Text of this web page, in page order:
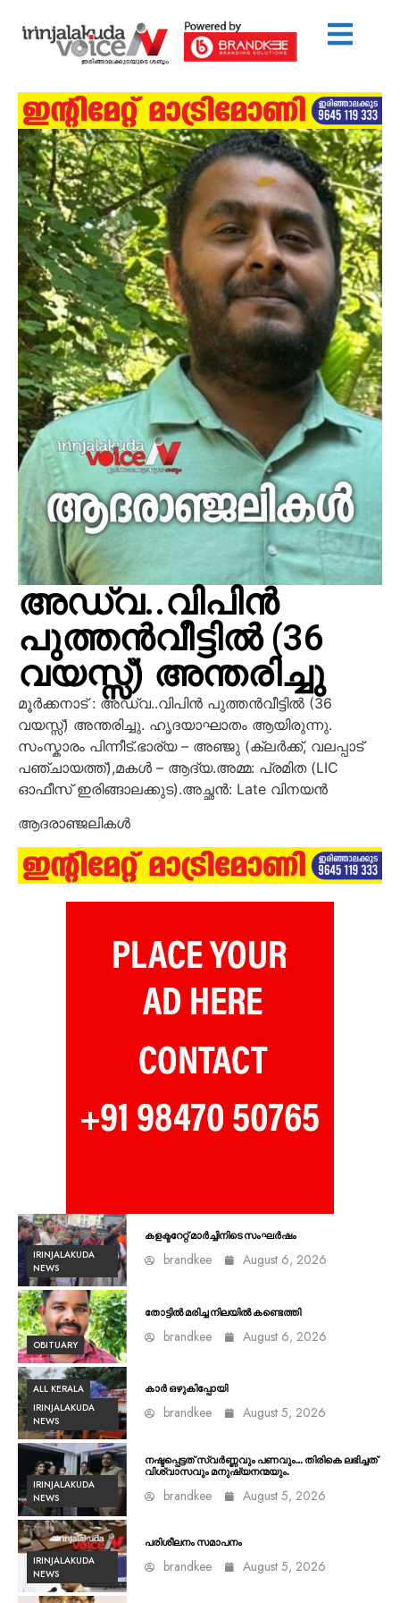
അഡ്വ..വിപിൻ
പുത്തൻവീട്ടിൽ (36
വയസ്സ്) അന്തരിച്ചു
മൂർക്കനാട് : അഡ്വ..വിപിൻ പുത്തൻവീട്ടിൽ (36
വയസ്സ്) അന്തരിച്ചു. ഹൃദയാഘാതം ആയിരുന്നു.
സംസ്കാരം പിന്നീട്.ഭാര്യ – അഞ്ജു (ക്ലർക്ക്, വലപ്പാട്
പഞ്ചായത്ത്),മകൾ – ആദ്യ.അമ്മ: പ്രമിത (LIC
ഓഫീസ് ഇരിങ്ങാലക്കുട).അച്ഛൻ: Late വിനയൻ
ആദരാഞ്ജലികൾ
IRINJALAKUDA
NEWS
കളക്ടറേറ്റ് മാർച്ചിനിടെ സംഘർഷം
brandkee August 6, 2026
OBITUARY
തോട്ടിൽ മരിച്ച നിലയിൽ കണ്ടെത്തി
brandkee August 6, 2026
ALL KERALA
IRINJALAKUDA
NEWS
കാർ ഒഴുകിപ്പോയി
brandkee August 5, 2026
IRINJALAKUDA
NEWS
നഷ്ടപ്പെട്ടത് സ്വർണ്ണവും പണവും… തിരികെ ലഭിച്ചത്
വിശ്വാസവും മനുഷ്യനന്മയും.
brandkee August 5, 2026
IRINJALAKUDA
NEWS
പരിശീലനം സമാപനം
brandkee August 5, 2026